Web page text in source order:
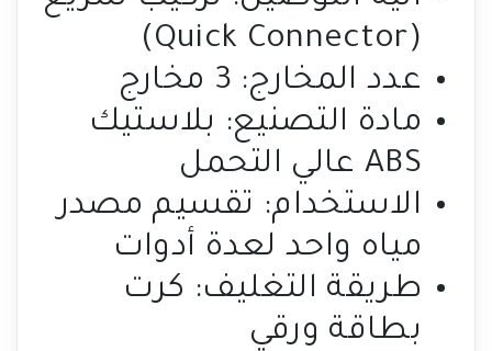
(Quick Connector)
عدد المخارج: 3 مخارج
مادة التصنيع: بلاستيك
ABS عالي التحمل
الاستخدام: تقسيم مصدر
مياه واحد لعدة أدوات
طريقة التغليف: كرت
بطاقة ورقي